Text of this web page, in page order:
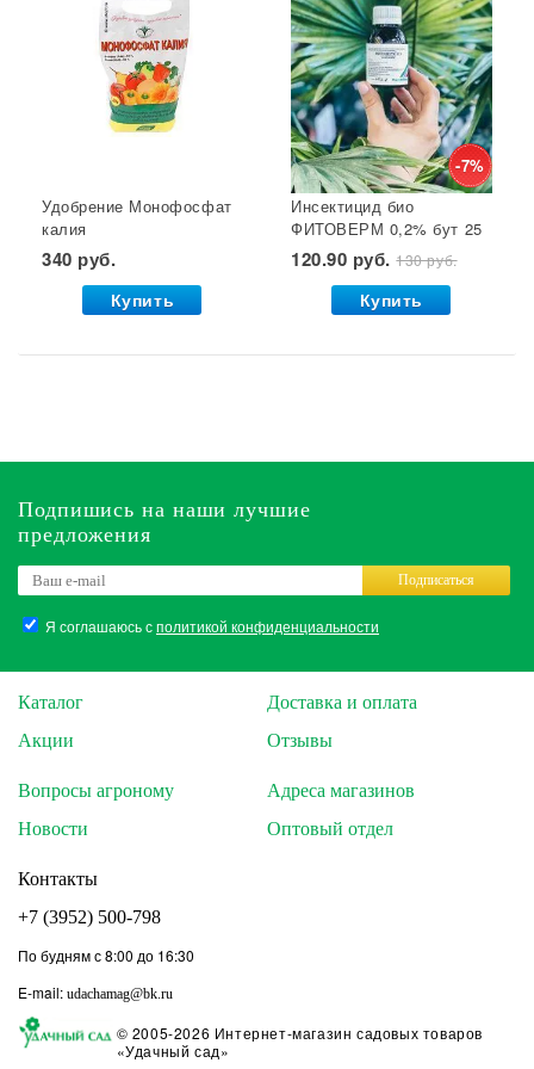
Удобрение Монофосфат
калия
(монокалийфосфат) 0,5
кг. Буй 1/36 УДАЧНАЯ
ЦЕНА *
340 руб.
Купить
-7%
Инсектицид био
ФИТОВЕРМ 0,2% бут 25
мл ВХ 1/30
120.90 руб.130 руб.
Купить
Подпишись на наши лучшие
предложения
Я соглашаюсь сполитикой конфиденциальности
Подписаться
Каталог
Акции
Доставка и оплата
Отзывы
Вопросы агроному
Новости
Адреса магазинов
Оптовый отдел
Контакты
+7 (3952) 500-798
По будням с 8:00 до 16:30
E-mail: udachamag@bk.ru
© 2005-2026 Интернет-магазин садовых товаров
«Удачный сад»